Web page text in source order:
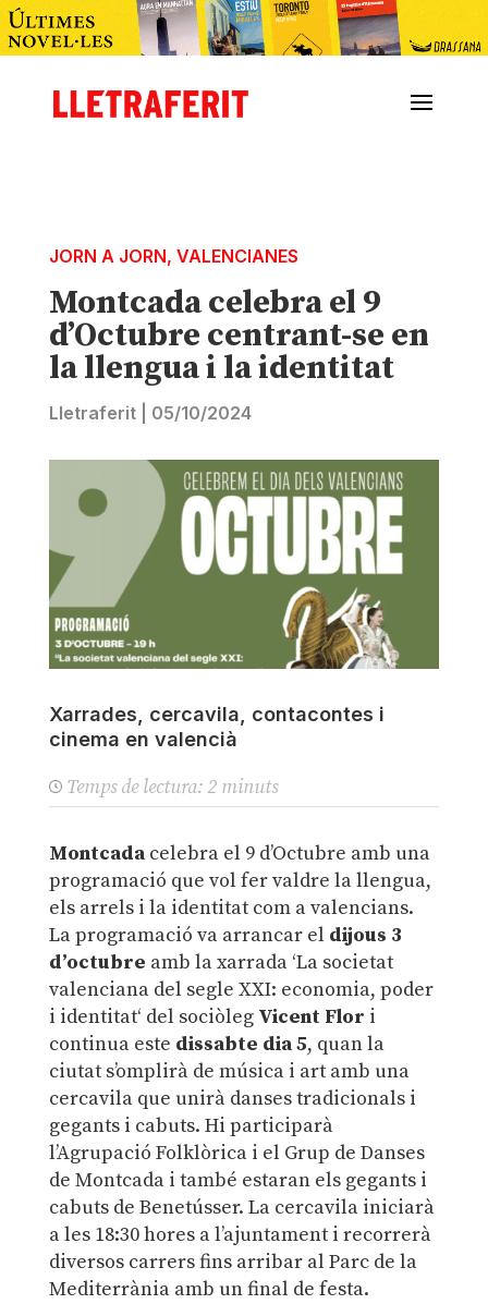
JORN A JORN, VALENCIANES
Montcada celebra el 9
d’Octubre centrant-se en
la llengua i la identitat
Lletraferit| 05/10/2024
Xarrades, cercavila, contacontes i
cinema en valencià
Temps de lectura: 2 minuts
Montcadacelebra el 9 d’Octubre amb una
programació que vol fer valdre la llengua,
els arrels i la identitat com a valencians.
La programació va arrancar el dijous 3
d’octubre amb la xarrada ‘La societat
valenciana del segle XXI: economia, poder
i identitat‘ del sociòleg Vicent Flor i
continua este dissabte dia 5, quan la
ciutat s’omplirà de música i art amb una
cercavila que unirà danses tradicionals i
gegants i cabuts. Hi participarà
l’Agrupació Folklòrica i el Grup de Danses
de Montcada i també estaran els gegants i
cabuts de Benetússer. La cercavila iniciarà
a les 18:30 hores a l’ajuntament i recorrerà
diversos carrers fins arribar al Parc de la
Mediterrània amb un final de festa.